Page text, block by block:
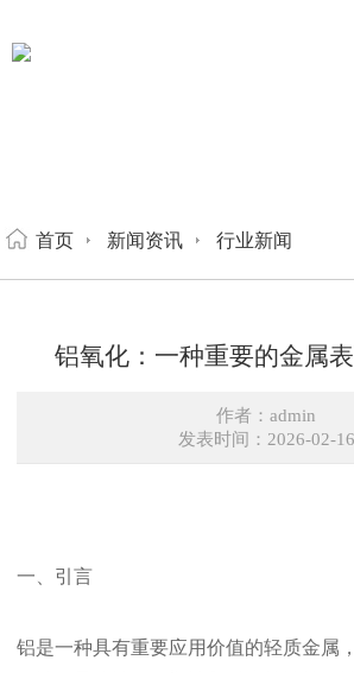
首页 新闻资讯 行业新闻
铝氧化：一种重要的金属
作者：admin
发表时间：2026-02-16
一、引言
铝是一种具有重要应用价值的轻质金属